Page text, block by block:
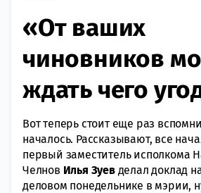
«От ваших
чиновников
ждать чего
Вот теперь стоит еще раз
началось. Рассказывают, все
первый заместитель исполкома
Челнов Илья Зуевделал доклад
деловом понедельнике в мэрии,